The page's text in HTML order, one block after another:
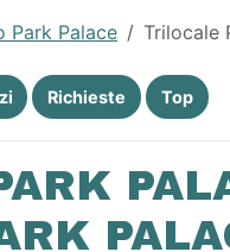
Park Palace
Richieste Top